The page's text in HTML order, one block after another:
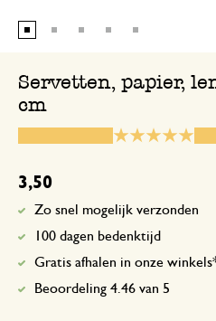
Servetten, papier,
cm
3,50
Zo snel mogelijk verzonden
100 dagen bedenktijd
Gratis afhalen in onze
Beoordeling 4.46 van 5
Enkel
10 april